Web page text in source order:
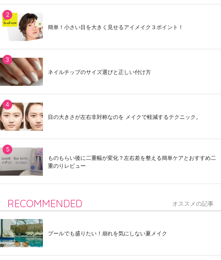
簡単！小さい目を大きく見せるアイメイク３ポイント！
ネイルチップのサイズ選びと正しい付け方
目の大きさが左右非対称なのを メイクで軽減するテクニック。
ものもらい後に二重幅が変化？左右差を整える簡単ケアとおすすめ二
重のりレビュー
RECOMMENDED オススメの記事
プールでも盛りたい！崩れを気にしない夏メイク